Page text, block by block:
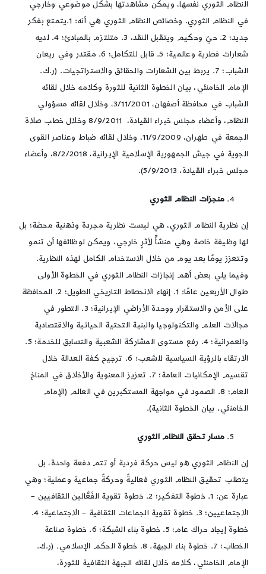
النظام الثوري نفسها، ويمكن مشاهدتها بشكل موضوعي وخارجي
في النظام الثوري. وخصائص النظام الثوري هي أنه: 1.يتمتع بفكر
جديد؛ 2. حيّ وحكيم ويتقبل النقد، 3. متلتزم بالمبادئ؛ 4. لديه
شعارات فطرية وعالمية؛ 5. قابل للتكامل؛ 6. مقتدر وفي ريعان
الشباب؛ 7. يربط بين الشعارات والحقائق والاستراتجيات. (ر.ك.
الإمام الخامنئي، بيان الخطوة الثانية للثورة وكلامه خلال لقائه
الشباب في محافظة أصفهان، 3/11/2001، وخلال لقائه مسؤولي
النظام، وأعضاء مجلس خبراء القيادة، 8/9/2011 وخلال خطب صلاة
الجمعة في طهران، 11/9/2009، وخلال لقائه ضباط وعناصر القوى
الجوية في جيش الجمهورية الإسلامية الإيرانية، 8/2/2018، وأعضاء
مجلس خبراء القيادة، 5/9/2013).
منجزات النظام الثوري
إن نظرية النظام الثوري، هي ليست نظرية مجردة وذهنية محضة؛ بل
لها وظيفة خاصة وهي منشأٌ لأثرٍ خارجي، ويمكن لوظائفها أن تنمو
وتتعزز يومًا بعد يوم من خلال الاستخدام الكامل لهذه النظرية.
وفيما يلي بعض أهم إنجازات النظام الثوري في الخطوة الأولى
طوال الأربعين عامًا: 1. إنهاء الانحطاط التاريخي الطويل؛ 2. المحافظة
على الأمن والاستقرار ووحدة الأراضي الإيرانية؛ 3. التطور في
مجالات العلم والتكنولوجيا والبنية التحتية الحياتية والاقتصادية
والعمرانية؛ 4. رفع مستوى المشاركة الشعبية والتسابق للخدمة؛ 5.
الارتقاء بالرؤية السياسية للشعب؛ 6. ترجيح كفة العدالة خلال
تقسيم الإمكانيات العامة؛ 7. تعزيز المعنوية والأخلاق في المناخ
العام؛ 8. الصمود في مواجهة المستكبرين في العالم (الإمام
الخامنئي، بيان الخطوة الثانية).
مسار تحقق النظام الثوري
إن النظام الثوري هو ليس حركة فردية أو تتم دفعة واحدة، بل
يتطلب تحقيق النظام الثوري فعاليةً وحركةً جماعية وعملية؛ وهي
عبارة عن: 1. خطوة التفكير؛ 2. خطوة تقوية الفَعَّالين الثقافيين –
الاجتماعيين؛ 3. خطوة تقوية الجماعات الثقافية – الاجتماعية؛ 4.
خطوة إيجاد حراك عام؛ 5. خطوة بناء الشبكة؛ 6. خطوة صناعة
الخطاب؛ 7. خطوة بناء الجبهة. 8. خطوة الحكم الإسلامي. (ر.ك.
الإمام الخامنئي، كلامه خلال لقائه الجبهة الثقافية للثورة،